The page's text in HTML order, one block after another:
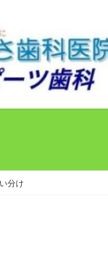
分け